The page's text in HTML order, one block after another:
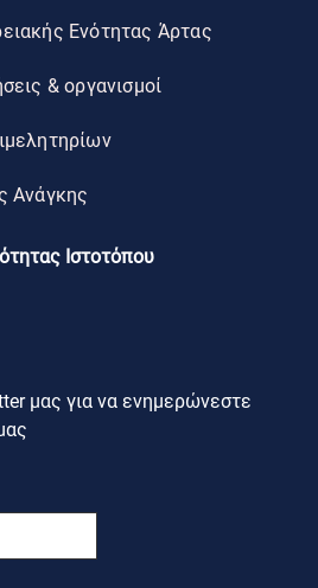
Ενότητας Άρτας
& οργανισμοί
Ανάγκης
Ιστοτόπου
μας για να ενημερώνεστε